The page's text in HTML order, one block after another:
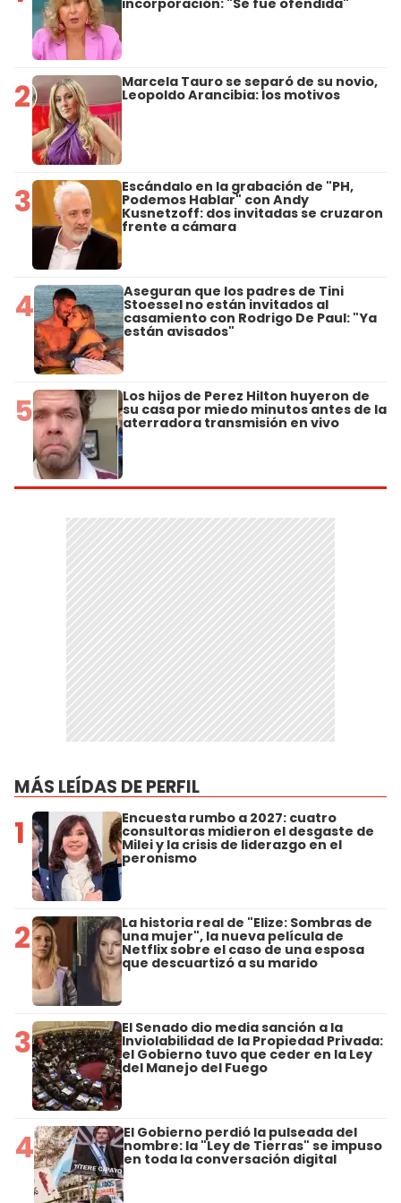
2 Marcela Tauro se separó de su novio,
Leopoldo Arancibia: los motivos
3 Escándalo en la grabación de "PH,
Podemos Hablar" con Andy
Kusnetzoff: dos invitadas se cruzaron
frente a cámara
4 Aseguran que los padres de Tini
Stoessel no están invitados al
casamiento con Rodrigo De Paul: "Ya
están avisados"
5 Los hijos de Perez Hilton huyeron de
su casa por miedo minutos antes de la
aterradora transmisión en vivo
MÁS LEÍDAS DE PERFIL
1 Encuesta rumbo a 2027: cuatro
consultoras midieron el desgaste de
Milei y la crisis de liderazgo en el
peronismo
2 La historia real de "Elize: Sombras de
una mujer", la nueva película de
Netflix sobre el caso de una esposa
que descuartizó a su marido
3 El Senado dio media sanción a la
Inviolabilidad de la Propiedad Privada:
el Gobierno tuvo que ceder en la Ley
del Manejo del Fuego
4 El Gobierno perdió la pulseada del
nombre: la "Ley de Tierras" se impuso
en toda la conversación digital